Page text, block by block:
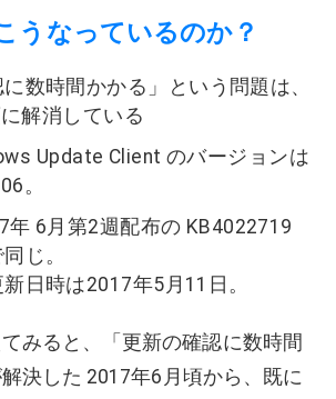
うなっているのか？
に数時間かかる」という問題は、
解消している
Update Client のバージョンは
。
年 6月第2週配布の KB4022719
じ。
日時は2017年5月11日。
みると、「更新の確認に数時間
決した 2017年6月頃から、既に